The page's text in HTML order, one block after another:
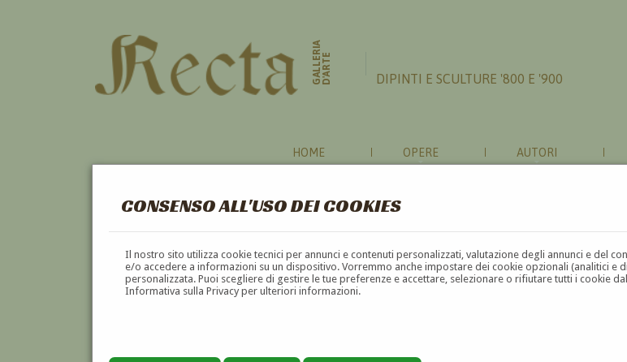
CONSENSO ALL'USO DEI COOKIES
Il nostro sito utilizza cookie tecnici per annunci e contenuti personalizzati, valutazione degli annunci e del
e/o accedere a informazioni su un dispositivo. Vorremmo anche impostare dei cookie opzionali (analitici
personalizzata. Puoi scegliere di gestire le tue preferenze e accettare, selezionare o rifiutare tutti i cookie
Informativa sulla Privacy per ulteriori informazioni.
GALLERIAD'ARTE DIPINTI E SCULTURE '800 E '900
HOME OPERE AUTORI
LOMBARDIA
A B C D E F G H I J K L M N O P Q